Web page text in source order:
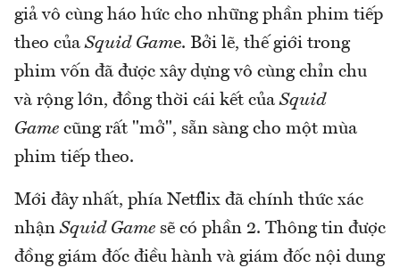
giả vô cùng háo hức cho những phần phim tiếp
theo củaSquid Game. Bởi lẽ, thế giới trong
phim vốn đã được xây dựng vô cùng chỉn chu
và rộng lớn, đồng thời cái kết củaSquid
Game cũng rất "mở", sẵn sàng cho một mùa
phim tiếp theo.
Mới đây nhất, phía Netflix đã chính thức xác
nhậnSquid Game sẽ có phần 2. Thông tin được
đồng giám đốc điều hành và giám đốc nội dung